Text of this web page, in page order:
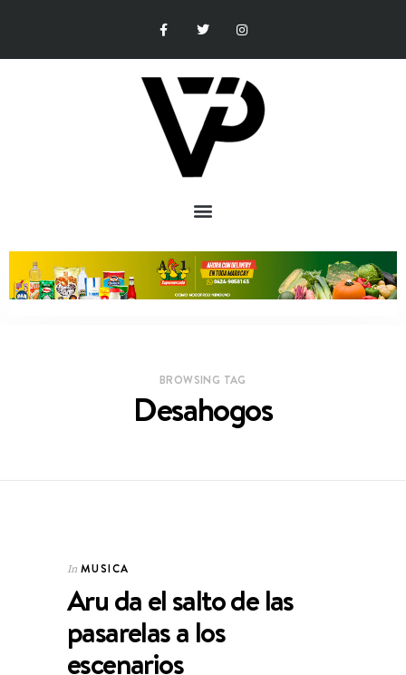
BROWSING TAG
Desahogos
In MUSICA
Aru da el salto de las
pasarelas a los
escenarios